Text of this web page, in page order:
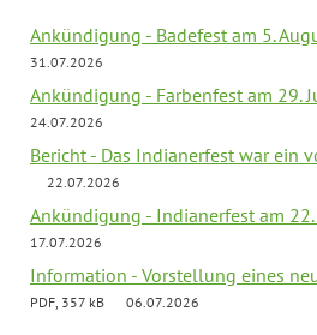
Ankündigung - Badefest am 5.
31.07.2026
Ankündigung - Farbenfest am 29.
24.07.2026
Bericht - Das Indianerfest war ein
22.07.2026
Ankündigung - Indianerfest am 22.
17.07.2026
Information - Vorstellung eines
PDF, 357 kB 06.07.2026